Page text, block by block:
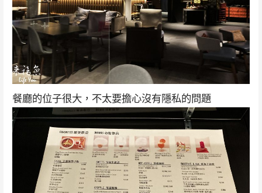
餐廳的位子很大，不太要擔心沒有隱私的問題